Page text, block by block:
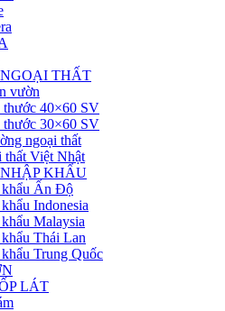
THẤT
vườn
40×60 SV
30×60 SV
ngoại thất
thất Việt Nhật
KHẨU
khẩu Ấn Độ
Indonesia
Malaysia
Thái Lan
Trung Quốc
LÁT